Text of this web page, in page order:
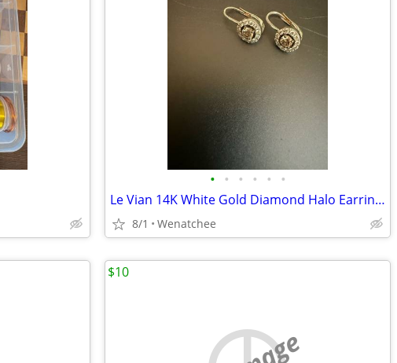
• • • • • •
Le Vian 14K White Gold Diamond Halo Earrings
8/1 Wenatchee
$10